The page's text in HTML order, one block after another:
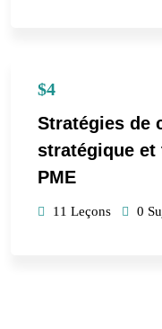
$4
Stratégies de
stratégique et
PME
11 Leçons 0